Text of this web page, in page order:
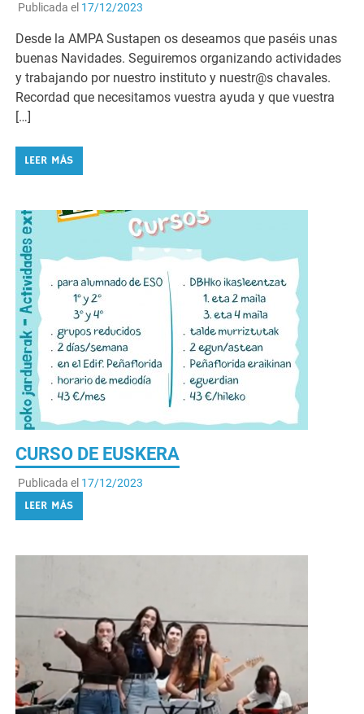
Publicada el 17/12/2023
Desde la AMPA Sustapen os deseamos que paséis unas
buenas Navidades. Seguiremos organizando actividades
y trabajando por nuestro instituto y nuestr@s chavales.
Recordad que necesitamos vuestra ayuda y que vuestra
[…]
LEER MÁS
CURSO DE EUSKERA
Publicada el 17/12/2023
LEER MÁS